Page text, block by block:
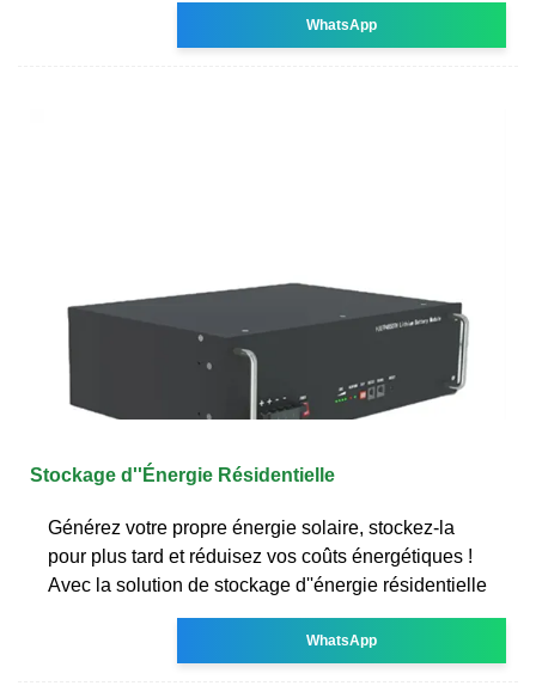
WhatsApp
Stockage d''Énergie Résidentielle
Générez votre propre énergie solaire, stockez-la
pour plus tard et réduisez vos coûts énergétiques !
Avec la solution de stockage d''énergie résidentielle
WhatsApp